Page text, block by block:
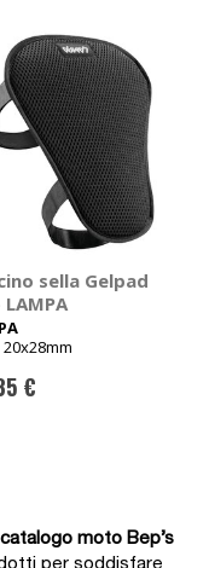
sella Gelpad
€
catalogo moto Bep’s